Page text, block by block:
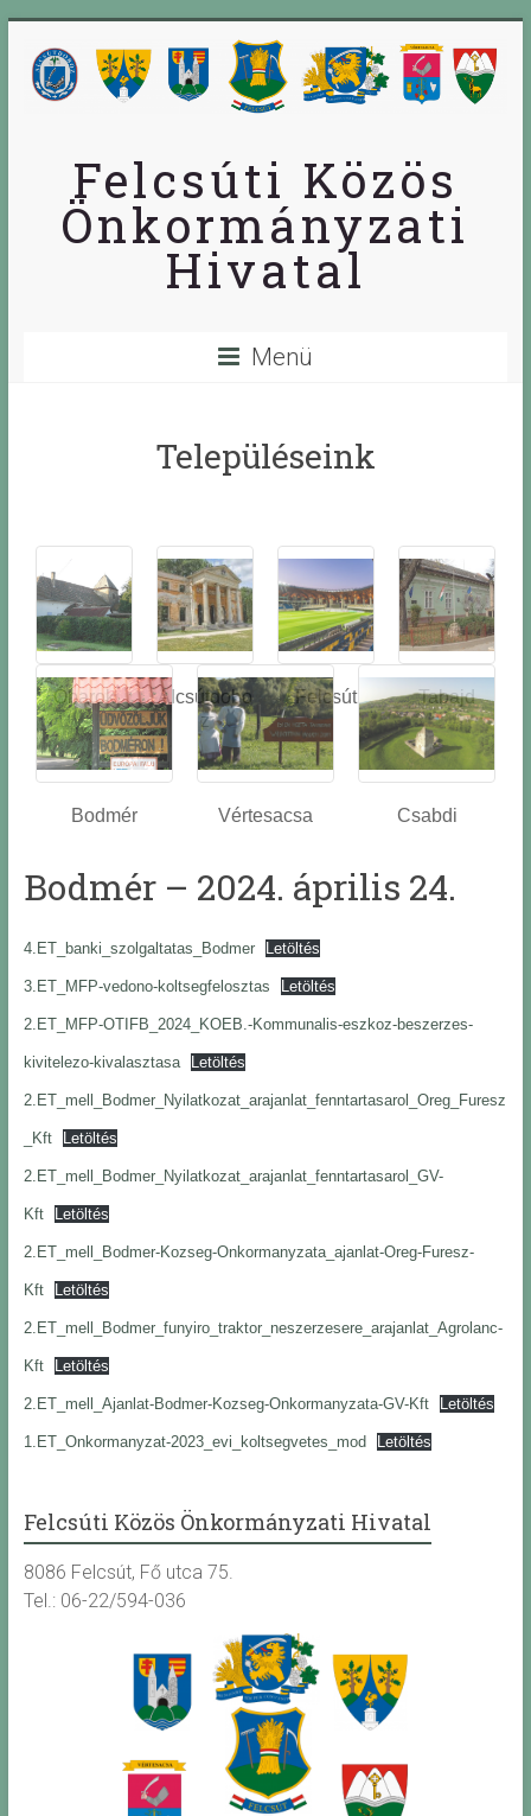
Felcsúti Közös
Önkormányzati
Hivatal
Menü
Településeink
Óbarok
Alcsútdobo
z
Felcsút Tabajd
Bodmér Vértesacsa Csabdi
Bodmér – 2024. április 24.
4.ET_banki_szolgaltatas_Bodmer Letöltés
3.ET_MFP-vedono-koltsegfelosztas Letöltés
2.ET_MFP-OTIFB_2024_KOEB.-Kommunalis-eszkoz-beszerzes-
kivitelezo-kivalasztasa Letöltés
2.ET_mell_Bodmer_Nyilatkozat_arajanlat_fenntartasarol_Oreg_Furesz
_Kft Letöltés
2.ET_mell_Bodmer_Nyilatkozat_arajanlat_fenntartasarol_GV-
Kft Letöltés
2.ET_mell_Bodmer-Kozseg-Onkormanyzata_ajanlat-Oreg-Furesz-
Kft Letöltés
2.ET_mell_Bodmer_funyiro_traktor_neszerzesere_arajanlat_Agrolanc-
Kft Letöltés
2.ET_mell_Ajanlat-Bodmer-Kozseg-Onkormanyzata-GV-Kft Letöltés
1.ET_Onkormanyzat-2023_evi_koltsegvetes_mod Letöltés
Felcsúti Közös Önkormányzati Hivatal
8086 Felcsút, Fő utca 75.
Tel.: 06-22/594-036